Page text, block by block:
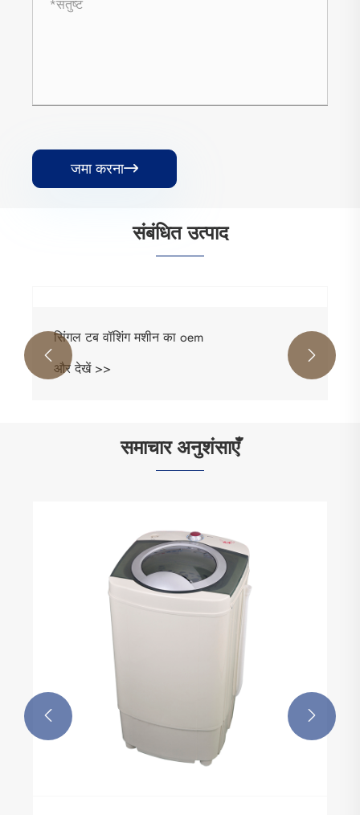
जमा करना
संबंधित उत्पाद
सिंगल टब वॉशिंग मशीन का oem
और देखें >>
 
समाचार अनुशंसाएँ
 